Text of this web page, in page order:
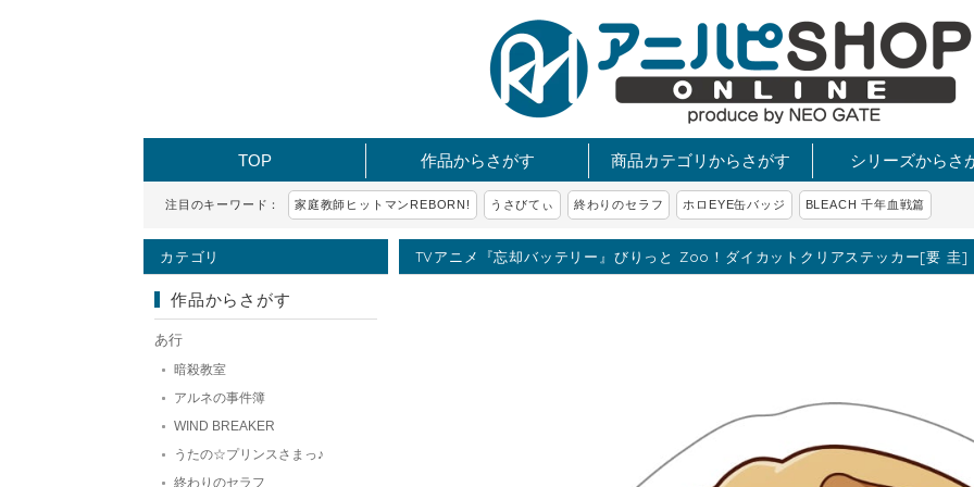
TOP 作品からさがす 商品カテゴリからさがす シリーズからさ
注目のキーワード： 家庭教師ヒットマンREBORN! うさびてぃ 終わりのセラフ ホロEYE缶バッジ BLEACH 千年血戦篇
カテゴリ
作品からさがす
あ行
暗殺教室
アルネの事件簿
WIND BREAKER
うたの☆プリンスさまっ♪
終わりのセラフ
TVアニメ『忘却バッテリー』びりっと Zoo！ダイカットクリアステッカー[要 圭]